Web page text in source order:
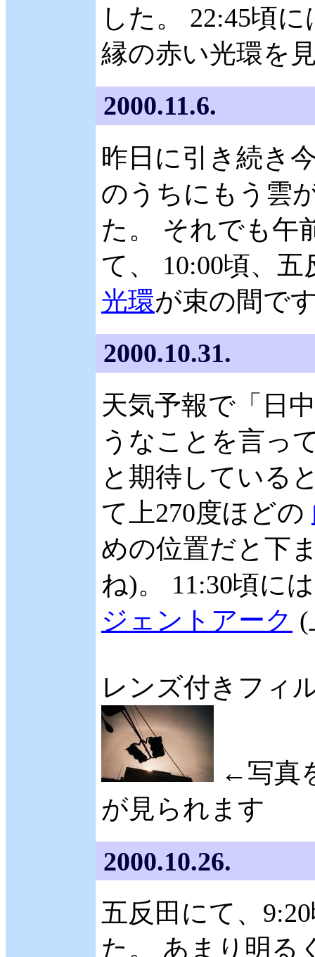
した。 22:45頃
縁の赤い光環を
2000.11.6.
昨日に引き続き
のうちにもう雲
た。 それでも午
て、 10:00頃、
光環が束の間で
2000.10.31.
天気予報で「日
うなことを言っ
と期待している
て上270度ほどの
めの位置だと下
ね)。 11:30頃に
ジェントアーク (
レンズ付きフィ
←写真
が見られます
2000.10.26.
五反田にて、
た。 あまり明る